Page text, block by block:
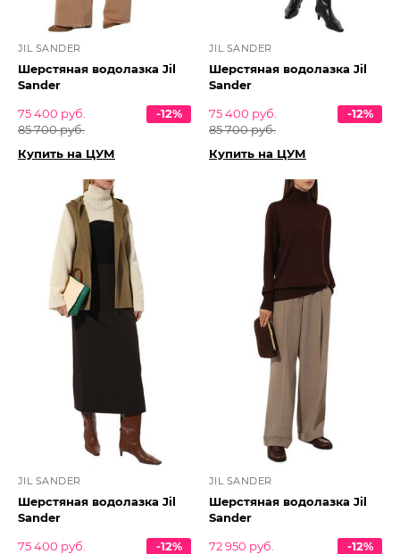
JIL SANDER
Шерстяная водолазка Jil
Sander
75 400 руб.
85 700 руб.
-12%
Купить на ЦУМ
JIL SANDER
Шерстяная водолазка Jil
Sander
75 400 руб.
85 700 руб.
-12%
Купить на ЦУМ
JIL SANDER
Шерстяная водолазка Jil
Sander
75 400 руб.
-12%
JIL SANDER
Шерстяная водолазка Jil
Sander
72 950 руб.
-12%